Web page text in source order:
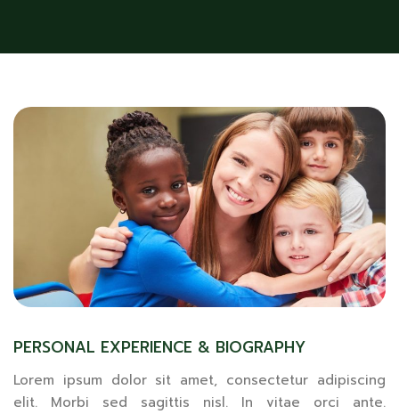
PERSONAL EXPERIENCE & BIOGRAPHY
Lorem ipsum dolor sit amet, consectetur adipiscing
elit. Morbi sed sagittis nisl. In vitae orci ante.